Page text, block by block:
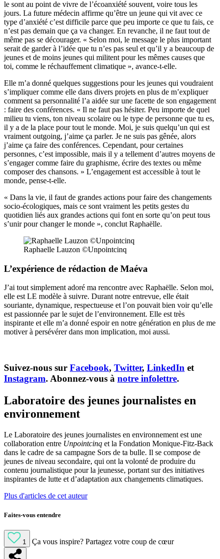
le sont au point de vivre de l’écoanxiété souvent, voire tous les
jours. La future médecin affirme qu’être un jeune qui vit avec ce
type d’anxiété c’est difficile parce que peu importe ce que tu fais, ce
n’est pas demain que ça va changer. En revanche, il ne faut tout de
même pas se décourager. « Selon moi, le message le plus important
serait de garder à l’idée que tu n’es pas seul et qu’il y a beaucoup de
jeunes et de moins jeunes qui militent pour les mêmes causes que
toi, comme le réchauffement climatique », avance-t-elle.
Elle m’a donné quelques suggestions pour les jeunes qui voudraient
s’impliquer comme elle dans divers projets en plus de m’expliquer
comment sa personnalité l’a aidée sur une facette de son engagement
: faire des conférences. « Il ne faut pas hésiter. Peu importe de quel
milieu tu viens, ton niveau scolaire ou le type de personne que tu es,
il y a de la place pour tout le monde. Moi, je suis quelqu’un qui est
vraiment outgoing, j’aime ça parler. Je ne suis pas gênée, alors
j’aime ça faire des conférences. Cependant, pour certaines
personnes, c’est impossible, mais il y a tellement d’autres moyens de
s’engager comme faire du graphisme, écrire des textes ou même
composer des chansons. » L’engagement est accessible à tout le
monde, pense-t-elle.
« Dans la vie, il faut de grandes actions pour faire des changements
socio-écologiques, mais ce sont vraiment les petits gestes du
quotidien liés aux grandes actions qui font en sorte qu’on peut tous
s’unir pour changer le monde », conclut Raphaëlle.
Raphaelle Lauzon ©Unpointcinq
L’expérience de rédaction de Maéva
J’ai tout simplement adoré ma rencontre avec Raphaëlle. Selon moi,
elle est LE modèle à suivre. Durant notre entrevue, elle était
souriante, dynamique, respectueuse et l’on pouvait bien voir qu’elle
est passionnée par le sujet de l’environnement. Elle est très
inspirante et elle m’a donné espoir en notre génération en plus de me
motiver à persévérer dans mon implication, moi aussi.
Suivez-nous sur Facebook, Twitter, LinkedIn et
Instagram. Abonnez-vous à notre infolettre.
Laboratoire des jeunes journalistes en
environnement
Le Laboratoire des jeunes journalistes en environnement est une
collaboration entre Unpointcinq et la Fondation Monique-Fitz-Back
dans le cadre de sa campagne Sors de ta bulle. Il se compose de
jeunes de niveau secondaire, qui ont la volonté de produire du
contenu journalistique pour la jeunesse, portant sur des initiatives
inspirantes de lutte et d’adaptation aux changements climatiques.
Plus d'articles de cet auteur
Faites-vous entendre
1 Ça vous inspire? Partagez votre coup de cœur